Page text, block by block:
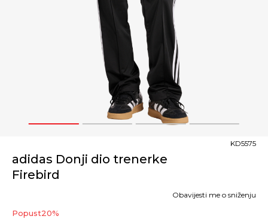
1 2 3 4
adidas Donji dio trenerke
Firebird
KD5575
Popust20%
Obavijesti me o sniženju